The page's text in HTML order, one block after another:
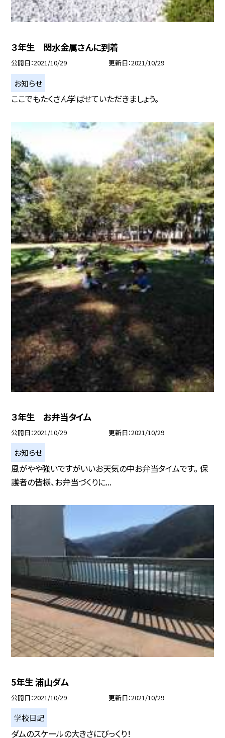
３年生 関水金属さんに到着
公開日 2021/10/29 更新日 2021/10/29
お知らせ
ここでもたくさん学ばせていただきましょう。
３年生 お弁当タイム
公開日 2021/10/29 更新日 2021/10/29
お知らせ
風がやや強いですがいいお天気の中お弁当タイムです。 保
護者の皆様、お弁当づくりに...
5年生 浦山ダム
公開日 2021/10/29 更新日 2021/10/29
学校日記
ダムのスケールの大きさにびっくり！